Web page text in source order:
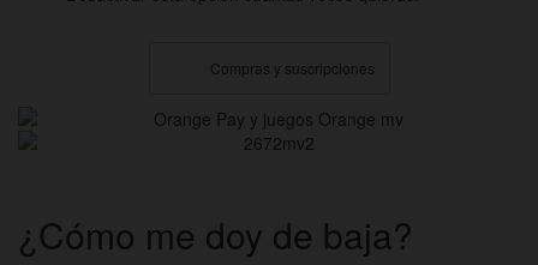
Compras y suscripciones
¿Cómo me doy de baja?